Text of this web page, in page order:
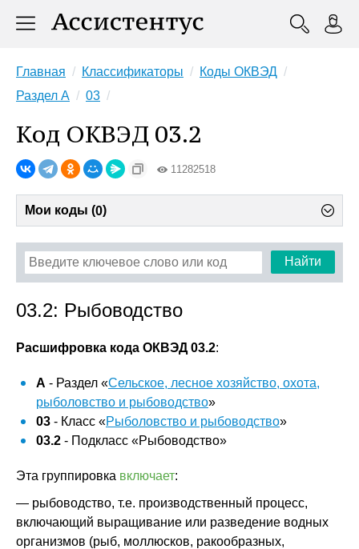
Главная Классификаторы
Коды ОКВЭД
Раздел A
03
Код ОКВЭД 03.2
11282518
Мои коды (0)
Найти
03.2: Рыбоводство
Расшифровка кода ОКВЭД 03.2:
A - Раздел «Сельское, лесное хозяйство, охота,
рыболовство и рыбоводство»
03 - Класс «Рыболовство и рыбоводство»
03.2 - Подкласс «Рыбоводство»
Эта группировка включает:
— рыбоводство, т.е. производственный процесс,
включающий выращивание или разведение водных
организмов (рыб, моллюсков, ракообразных,